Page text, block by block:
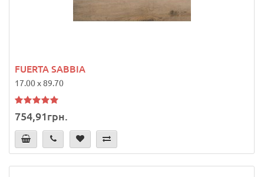
FUERTA SABBIA
17.00 x 89.70
754,91грн.